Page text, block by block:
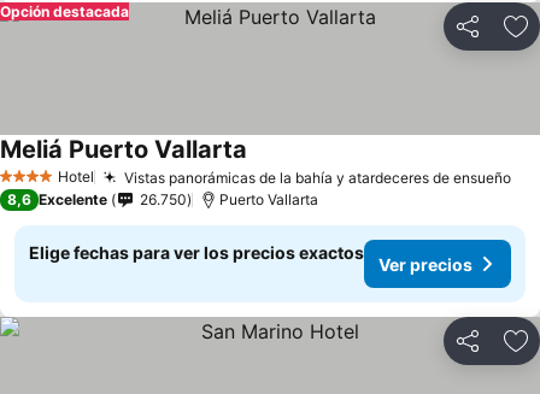
Compartir
Opción destacada
4 EstrellasHotel Vistas panorámicas de la bahía y atardeceres de ensueño
Meliá Puerto Vallarta
8,6 Excelente 26.750 Puerto Vallarta
Elige fechas para ver los precios exactos
Ver precios
Compartir